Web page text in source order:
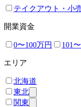
テイクアウト・小
開業資金
0〜100万円 101
エリア
北海道
東北
関東